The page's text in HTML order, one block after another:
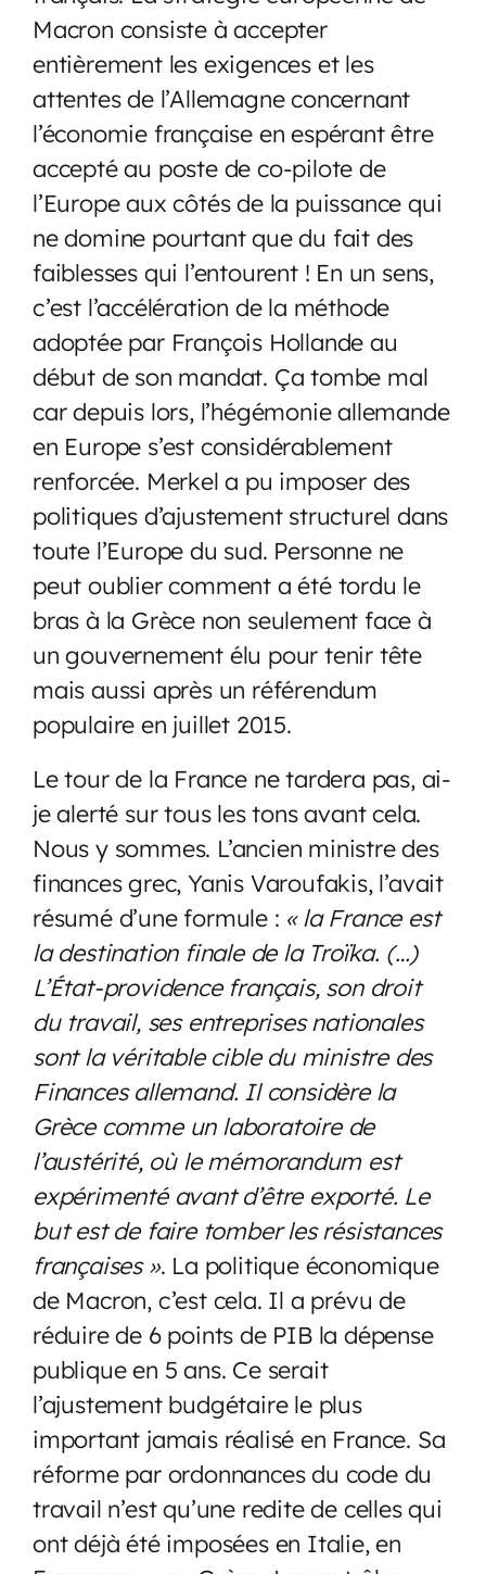
Macron consiste à accepter
entièrement les exigences et les
attentes de l’Allemagne concernant
l’économie française en espérant être
accepté au poste de co-pilote de
l’Europe aux côtés de la puissance qui
ne domine pourtant que du fait des
faiblesses qui l’entourent ! En un sens,
c’est l’accélération de la méthode
adoptée par François Hollande au
début de son mandat. Ça tombe mal
car depuis lors, l’hégémonie allemande
en Europe s’est considérablement
renforcée. Merkel a pu imposer des
politiques d’ajustement structurel dans
toute l’Europe du sud. Personne ne
peut oublier comment a été tordu le
bras à la Grèce non seulement face à
un gouvernement élu pour tenir tête
mais aussi après un référendum
populaire en juillet 2015.
Le tour de la France ne tardera pas, ai-
je alerté sur tous les tons avant cela.
Nous y sommes. L’ancien ministre des
finances grec, Yanis Varoufakis, l’avait
résumé d’une formule : « la France est
la destination finale de la Troïka. (…)
L’État-providence français, son droit
du travail, ses entreprises nationales
sont la véritable cible du ministre des
Finances allemand. Il considère la
Grèce comme un laboratoire de
l’austérité, où le mémorandum est
expérimenté avant d’être exporté. Le
but est de faire tomber les résistances
françaises ». La politique économique
de Macron, c’est cela. Il a prévu de
réduire de 6 points de PIB la dépense
publique en 5 ans. Ce serait
l’ajustement budgétaire le plus
important jamais réalisé en France. Sa
réforme par ordonnances du code du
travail n’est qu’une redite de celles qui
ont déjà été imposées en Italie, en